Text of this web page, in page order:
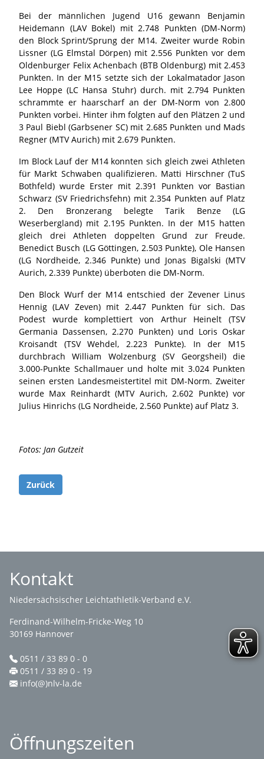
Bei der männlichen Jugend U16 gewann Benjamin
Heidemann (LAV Bokel) mit 2.748 Punkten (DM-Norm)
den Block Sprint/Sprung der M14. Zweiter wurde Robin
Lissner (LG Elmstal Dörpen) mit 2.556 Punkten vor dem
Oldenburger Felix Achenbach (BTB Oldenburg) mit 2.453
Punkten. In der M15 setzte sich der Lokalmatador Jason
Lee Hoppe (LC Hansa Stuhr) durch. mit 2.794 Punkten
schrammte er haarscharf an der DM-Norm von 2.800
Punkten vorbei. Hinter ihm folgten auf den Plätzen 2 und
3 Paul Biebl (Garbsener SC) mit 2.685 Punkten und Mads
Regner (MTV Aurich) mit 2.679 Punkten.
Im Block Lauf der M14 konnten sich gleich zwei Athleten
für Markt Schwaben qualifizieren. Matti Hirschner (TuS
Bothfeld) wurde Erster mit 2.391 Punkten vor Bastian
Schwarz (SV Friedrichsfehn) mit 2.354 Punkten auf Platz
2. Den Bronzerang belegte Tarik Benze (LG
Weserbergland) mit 2.195 Punkten. In der M15 hatten
gleich drei Athleten doppelten Grund zur Freude.
Benedict Busch (LG Göttingen, 2.503 Punkte), Ole Hansen
(LG Nordheide, 2.346 Punkte) und Jonas Bigalski (MTV
Aurich, 2.339 Punkte) überboten die DM-Norm.
Den Block Wurf der M14 entschied der Zevener Linus
Hennig (LAV Zeven) mit 2.447 Punkten für sich. Das
Podest wurde komplettiert von Arthur Heinelt (TSV
Germania Dassensen, 2.270 Punkten) und Loris Oskar
Kroisandt (TSV Wehdel, 2.223 Punkte). In der M15
durchbrach William Wolzenburg (SV Georgsheil) die
3.000-Punkte Schallmauer und holte mit 3.024 Punkten
seinen ersten Landesmeistertitel mit DM-Norm. Zweiter
wurde Max Reinhardt (MTV Aurich, 2.602 Punkte) vor
Julius Hinrichs (LG Nordheide, 2.560 Punkte) auf Platz 3.
Fotos: Jan Gutzeit
Zurück
Kontakt
Niedersächsischer Leichtathletik-Verband e.V.
Ferdinand-Wilhelm-Fricke-Weg 10
30169 Hannover
0511 / 33 89 0 - 0
0511 / 33 89 0 - 19
info(@)nlv-la.de
Öffnungszeiten